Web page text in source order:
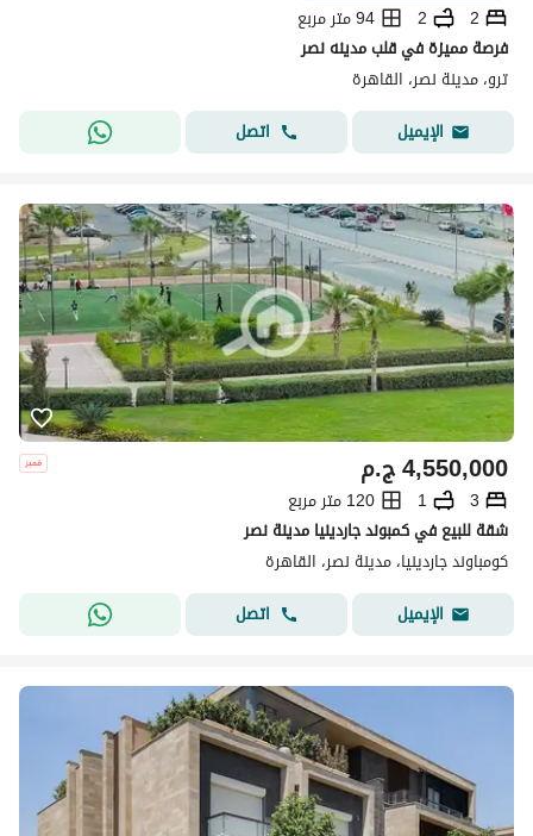
2
2
94 متر مربع
فرصة مميزة في قلب مدينه نصر
ترو، مدينة نصر، القاهرة
الإيميل
اتصل
ج.م4,550,000
3
1
120 متر مربع
شقة للبيع في كمبوند جاردينيا مدينة نصر
كومباوند جاردينيا، مدينة نصر، القاهرة
الإيميل
اتصل